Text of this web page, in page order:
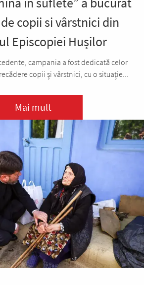
copii si vârstnici din
Episcopiei Hușilor
campania a fost dedicată celor
copii și vârstnici, cu o situație...
Mai mult